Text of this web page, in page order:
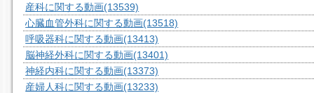
産科に関する動画(13539)
心臓血管外科に関する動画(13518)
呼吸器科に関する動画(13413)
脳神経外科に関する動画(13401)
神経内科に関する動画(13373)
産婦人科に関する動画(13233)